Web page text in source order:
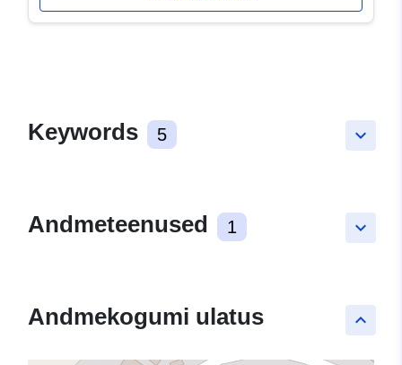
keyboard_arrow_down
Keywords 5
keyboard_arrow_down
Andmeteenused 1
keyboard_arrow_up
Andmekogumi ulatus